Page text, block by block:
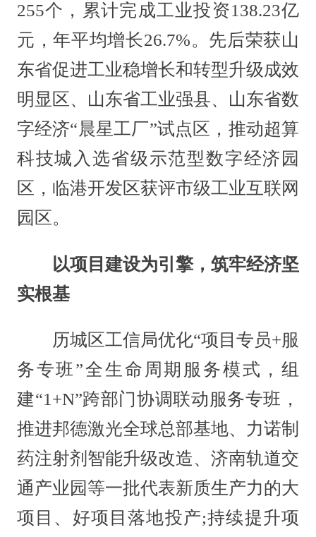
255个，累计完成工业投资138.23亿
元，年平均增长26.7%。先后荣获山
东省促进工业稳增长和转型升级成效
明显区、山东省工业强县、山东省数
字经济“晨星工厂”试点区，推动超算
科技城入选省级示范型数字经济园
区，临港开发区获评市级工业互联网
园区。
以项目建设为引擎，筑牢经济坚
实根基
历城区工信局优化“项目专员+服
务专班”全生命周期服务模式，组
建“1+N”跨部门协调联动服务专班，
推进邦德激光全球总部基地、力诺制
药注射剂智能升级改造、济南轨道交
通产业园等一批代表新质生产力的大
项目、好项目落地投产;持续提升项